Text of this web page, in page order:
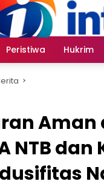
Peristiwa Hukrim
Aman
NTB